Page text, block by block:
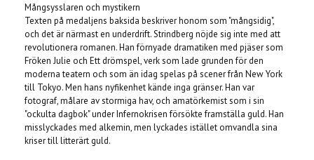
Mångsysslaren och mystikern
Texten på medaljens baksida beskriver honom som "mångsidig",
och det är närmast en underdrift. Strindberg nöjde sig inte med att
revolutionera romanen. Han förnyade dramatiken med pjäser som
Fröken Julie och Ett drömspel, verk som lade grunden för den
moderna teatern och som än idag spelas på scener från New York
till Tokyo. Men hans nyfikenhet kände inga gränser. Han var
fotograf, målare av stormiga hav, och amatörkemist som i sin
"ockulta dagbok" under Infernokrisen försökte framställa guld. Han
misslyckades med alkemin, men lyckades istället omvandla sina
kriser till litterärt guld.